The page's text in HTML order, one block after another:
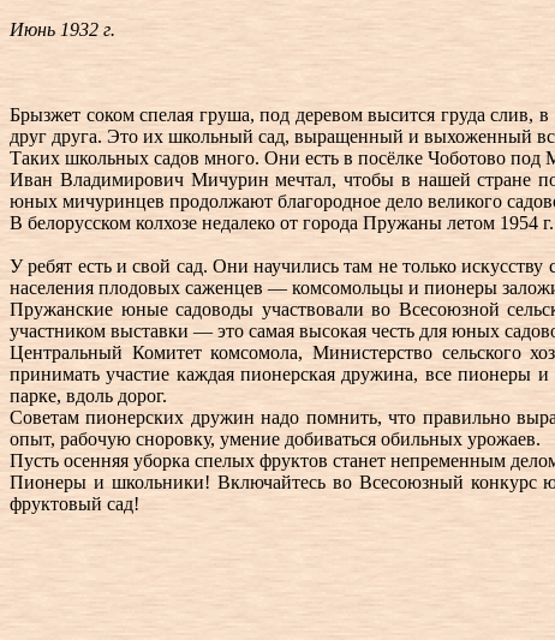
Июнь 1932 г.
Брызжет соком спелая груша, под деревом высится груда слив,
друг друга. Это их школьный сад, выращенный и выхоженный
Таких школьных садов много. Они есть в посёлке Чоботово
Иван Владимирович Мичурин мечтал, чтобы в нашей стране
юных мичуринцев продолжают благородное дело великого
В белорусском колхозе недалеко от города Пружаны летом
У ребят есть и свой сад. Они научились там не только
населения плодовых саженцев — комсомольцы и пионеры
Пружанские юные садоводы участвовали во Всесоюзной
участником выставки — это самая высокая честь для юных
Центральный Комитет комсомола, Министерство
принимать участие каждая пионерская дружина, все пионеры
парке, вдоль дорог.
Советам пионерских дружин надо помнить, что правильно
опыт, рабочую сноровку, умение добиваться обильных урожаев.
Пусть осенняя уборка спелых фруктов станет непременным
Пионеры и школьники! Включайтесь во Всесоюзный конкурс
фруктовый сад!